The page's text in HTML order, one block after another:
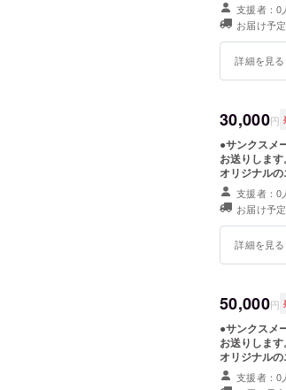
支援者：0
お届け予
詳細を見る
30,000円
●サンクスメ
お送りしま
オリジナル
（1日分）
トします。
支援者：0
お届け予
詳細を見る
50,000円
●サンクスメ
お送りしま
オリジナル
（2日分）
トします。
支援者：0